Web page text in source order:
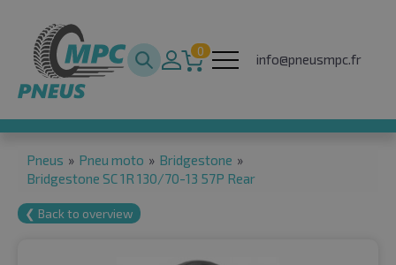
0
info@pneusmpc.fr
Pneus » Pneu moto » Bridgestone »
Bridgestone SC 1R 130/70-13 57P Rear
❮ Back to overview